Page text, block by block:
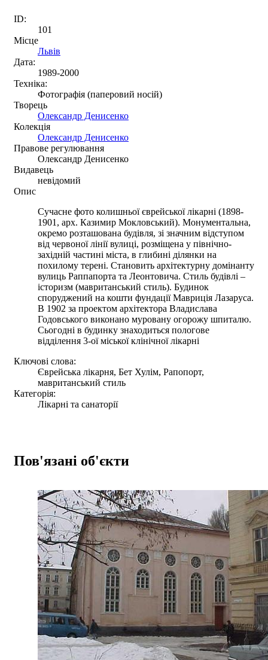
ID:
101
Місце
Львів
Дата:
1989-2000
Техніка:
Фотографія (паперовий носій)
Творець
Олександр Денисенко
Колекція
Олександр Денисенко
Правове регулювання
Олександр Денисенко
Видавець
невідомий
Опис
Сучасне фото колишньої єврейської лікарні (1898-
1901, арх. Казимир Мокловський). Монументальна,
окремо розташована будівля, зі значним відступом
від червоної лінії вулиці, розміщена у північно-
західній частині міста, в глибині ділянки на
похилому терені. Становить архітектурну домінанту
вулиць Раппапорта та Леонтовича. Стиль будівлі –
iсторизм (мавританський стиль). Будинок
cпopуджений на кошти фундації Мавриція Лазаруса.
В 1902 за проектом архітектора Владислава
Годовського виконано муровану огорожу шпиталю.
Сьогодні в будинку знаходиться пологове
відділення 3-ої міської клінічної лікарні
Ключові слова:
Єврейська лікарня, Бет Хулім, Рапопорт,
мавританський стиль
Категорія:
Лікарні та санаторії
Пов'язані об'єкти